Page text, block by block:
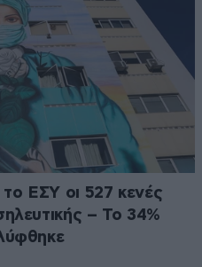
ΕΣΥ οι 527 κενές
– Το 34%